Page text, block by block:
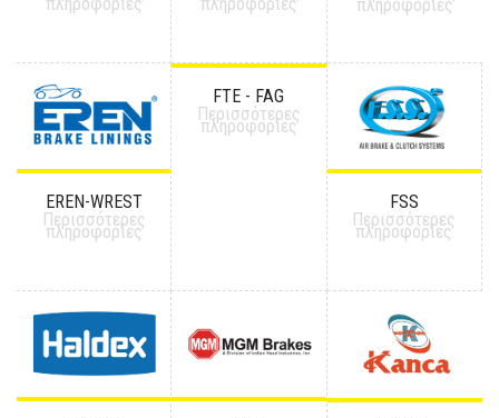
πληροφορίες
EREN-WREST
Περισσότερες
πληροφορίες
FTE - FAG
Περισσότερες
πληροφορίες
FSS
Περισσότερες
πληροφορίες